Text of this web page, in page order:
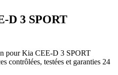
D 3 SPORT
pour Kia CEE-D 3 SPORT
contrôlées, testées et garanties 24